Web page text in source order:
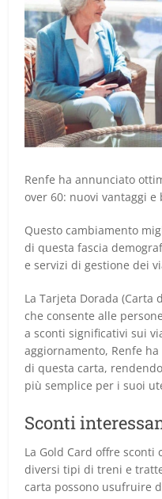
Renfe ha annunciato
over 60: nuovi vantaggi
Questo cambiamento
di questa fascia
e servizi di gestione dei
La Tarjeta Dorada (Carta
che consente alle
a sconti significativi sui
aggiornamento, Renfe
di questa carta,
più semplice per i suoi
Sconti
La Gold Card offre sconti
diversi tipi di treni e
carta possono usufruire